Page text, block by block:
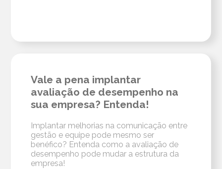
Vale a pena implantar
avaliação de desempenho na
sua empresa? Entenda!
Implantar melhorias na comunicação entre
gestão e equipe pode mesmo ser
benéfico? Entenda como a avaliação de
desempenho pode mudar a estrutura da
empresa!